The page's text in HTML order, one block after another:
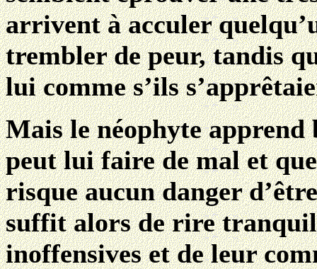
arrivent à acculer
trembler de peur, tandis
lui comme s’ils
Mais le néophyte
peut lui faire de mal et
risque aucun danger
suffit alors de rire
inoffensives et de leur